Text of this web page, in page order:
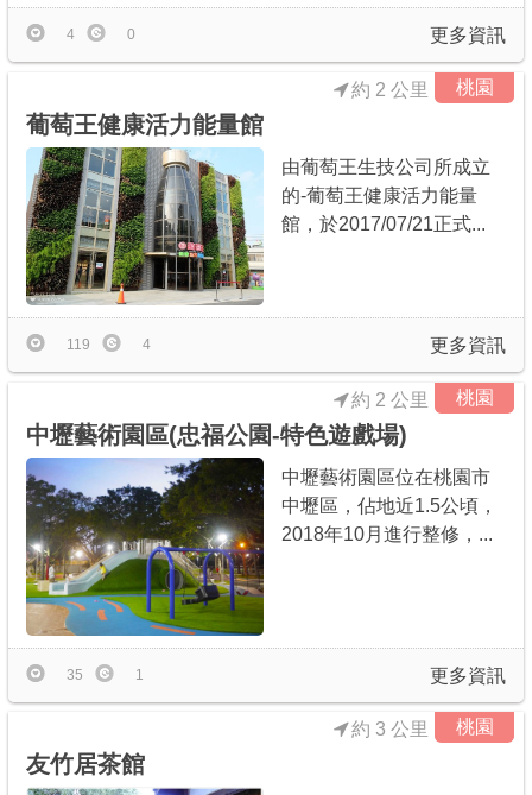
更多資訊
4 0
桃園
葡萄王健康活力能量館
約 2 公里
由葡萄王生技公司所成立
的-葡萄王健康活力能量
館，於2017/07/21正式...
更多資訊
119 4
桃園
中壢藝術園區(忠福公園-特色遊戲場)
約 2 公里
中壢藝術園區位在桃園市
中壢區，佔地近1.5公頃，
2018年10月進行整修，...
更多資訊
35 1
桃園
友竹居茶館
約 3 公里